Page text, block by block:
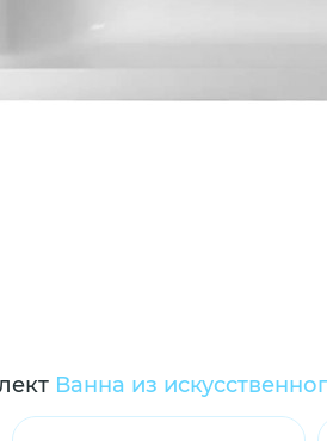
Ванна из